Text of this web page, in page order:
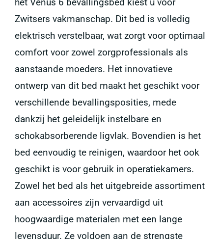
Zwitsers vakmanschap. Dit bed is volledig
elektrisch verstelbaar, wat zorgt voor optimaal
comfort voor zowel zorgprofessionals als
aanstaande moeders. Het innovatieve
ontwerp van dit bed maakt het geschikt voor
verschillende bevallingsposities, mede
dankzij het geleidelijk instelbare en
schokabsorberende ligvlak. Bovendien is het
bed eenvoudig te reinigen, waardoor het ook
geschikt is voor gebruik in operatiekamers.
Zowel het bed als het uitgebreide assortiment
aan accessoires zijn vervaardigd uit
hoogwaardige materialen met een lange
levensduur. Ze voldoen aan de strengste